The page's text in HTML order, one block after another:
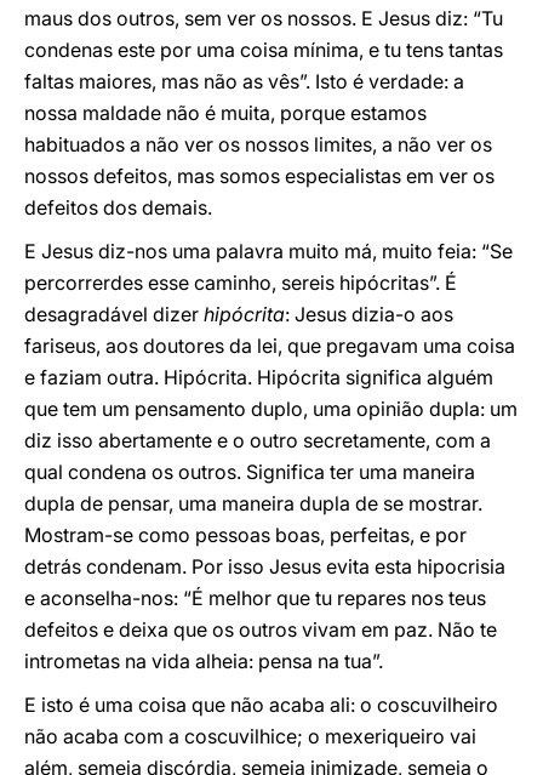
maus dos outros, sem ver os nossos. E Jesus diz: “Tu
condenas este por uma coisa mínima, e tu tens tantas
faltas maiores, mas não as vês”. Isto é verdade: a
nossa maldade não é muita, porque estamos
habituados a não ver os nossos limites, a não ver os
nossos defeitos, mas somos especialistas em ver os
defeitos dos demais.
E Jesus diz-nos uma palavra muito má, muito feia: “Se
percorrerdes esse caminho, sereis hipócritas”. É
desagradável dizer hipócrita: Jesus dizia-o aos
fariseus, aos doutores da lei, que pregavam uma coisa
e faziam outra. Hipócrita. Hipócrita significa alguém
que tem um pensamento duplo, uma opinião dupla: um
diz isso abertamente e o outro secretamente, com a
qual condena os outros. Significa ter uma maneira
dupla de pensar, uma maneira dupla de se mostrar.
Mostram-se como pessoas boas, perfeitas, e por
detrás condenam. Por isso Jesus evita esta hipocrisia
e aconselha-nos: “É melhor que tu repares nos teus
defeitos e deixa que os outros vivam em paz. Não te
intrometas na vida alheia: pensa na tua”.
E isto é uma coisa que não acaba ali: o coscuvilheiro
não acaba com a coscuvilhice; o mexeriqueiro vai
além, semeia discórdia, semeia inimizade, semeia o